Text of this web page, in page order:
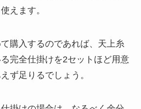
えます。
購入するのであれば、天上糸
完全仕掛けを2セットほど用意
ず足りるでしょう。